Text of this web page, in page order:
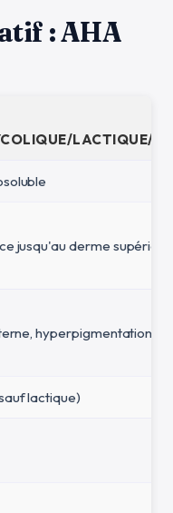
: AHA
LACTIQUE/
jusqu'au derme supérieur
hyperpigmentation,
lactique)